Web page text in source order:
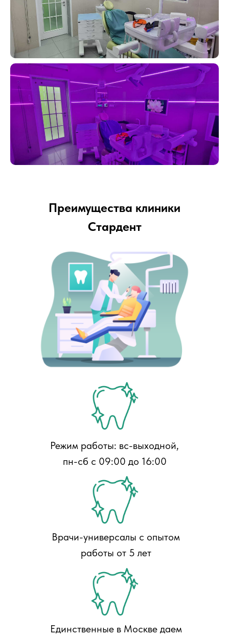
Режим работы: вс-выходной,
пн-сб с 09:00 до 16:00
Врачи-универсалы с опытом
работы от 5 лет
Единственные в Москве даем
Преимущества клиники
Стардент